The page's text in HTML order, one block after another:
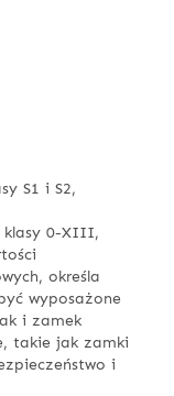
S1 i S2,
klasy 0-XIII,
określa
wyposażone
i zamek
takie jak zamki
i